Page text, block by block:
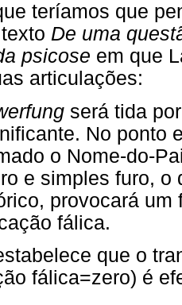
teríamos que
De uma
psicose em que
articulações:
será tida
No ponto
o Nome-do-
e simples furo, o
provocará um
fálica.
que o
fálica=zero) é